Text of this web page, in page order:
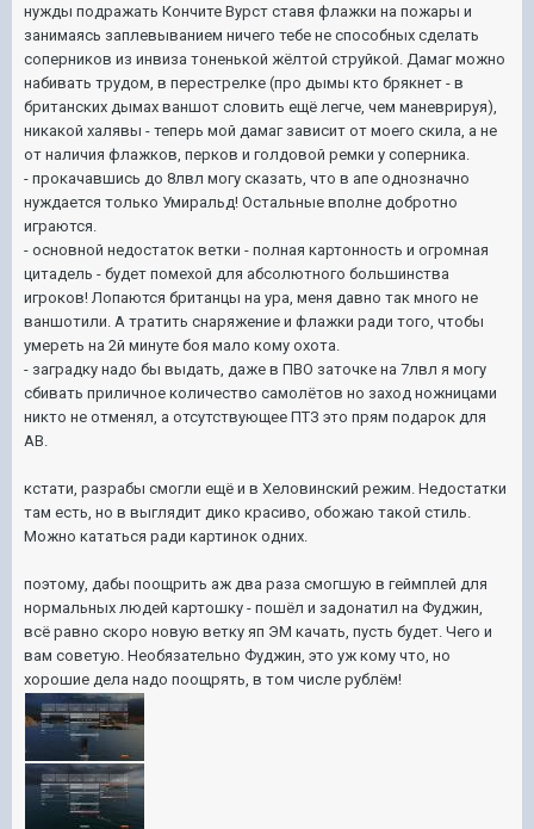
нужды подражать Кончите Вурст ставя флажки на пожары и
занимаясь заплевыванием ничего тебе не способных сделать
соперников из инвиза тоненькой жёлтой струйкой. Дамаг можно
набивать трудом, в перестрелке (про дымы кто брякнет - в
британских дымах ваншот словить ещё легче, чем маневрируя),
никакой халявы - теперь мой дамаг зависит от моего скила, а не
от наличия флажков, перков и голдовой ремки у соперника.
- прокачавшись до 8лвл могу сказать, что в апе однозначно
нуждается только Умиральд! Остальные вполне добротно
играются.
- основной недостаток ветки - полная картонность и огромная
цитадель - будет помехой для абсолютного большинства
игроков! Лопаются британцы на ура, меня давно так много не
ваншотили. А тратить снаряжение и флажки ради того, чтобы
умереть на 2й минуте боя мало кому охота.
- заградку надо бы выдать, даже в ПВО заточке на 7лвл я могу
сбивать приличное количество самолётов но заход ножницами
никто не отменял, а отсутствующее ПТЗ это прям подарок для
АВ.
кстати, разрабы смогли ещё и в Хеловинский режим. Недостатки
там есть, но в выглядит дико красиво, обожаю такой стиль.
Можно кататься ради картинок одних.
поэтому, дабы поощрить аж два раза смогшую в геймплей для
нормальных людей картошку - пошёл и задонатил на Фуджин,
всё равно скоро новую ветку яп ЭМ качать, пусть будет. Чего и
вам советую. Необязательно Фуджин, это уж кому что, но
хорошие дела надо поощрять, в том числе рублём!